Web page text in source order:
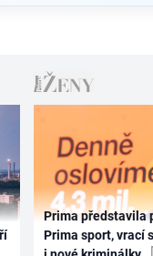
Prima představila
Prima sport, vrací